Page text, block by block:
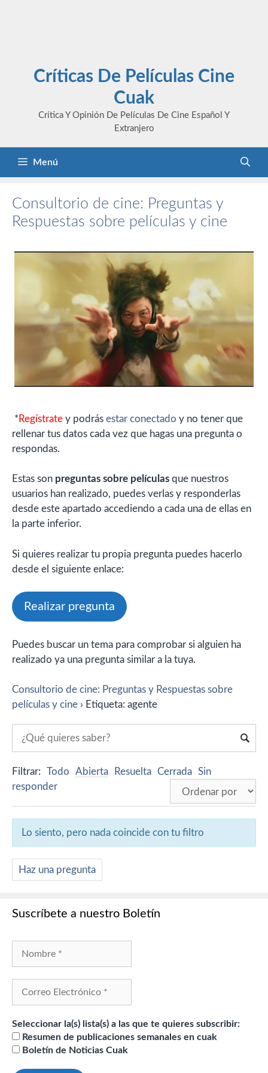
Críticas De Películas Cine
Cuak
Crítica Y Opinión De Películas De Cine Español Y
Extranjero
Menú
Consultorio de cine: Preguntas y
Respuestas sobre películas y cine
* Regístrate y podrás estar conectado y no tener que
rellenar tus datos cada vez que hagas una pregunta o
respondas.
Estas son preguntas sobre películas que nuestros
usuarios han realizado, puedes verlas y responderlas
desde este apartado accediendo a cada una de ellas en
la parte inferior.
Si quieres realizar tu propia pregunta puedes hacerlo
desde el siguiente enlace:
Realizar pregunta
Puedes buscar un tema para comprobar si alguien ha
realizado ya una pregunta similar a la tuya.
Consultorio de cine: Preguntas y Respuestas sobre
películas y cine › Etiqueta: agente
Filtrar: Todo Abierta Resuelta Cerrada Sin
responder
Lo siento, pero nada coincide con tu filtro
Haz una pregunta
Suscríbete a nuestro Boletín
Seleccionar la(s) lista(s) a las que te quieres subscribir:
Resumen de publicaciones semanales en cuak
Boletín de Noticias Cuak